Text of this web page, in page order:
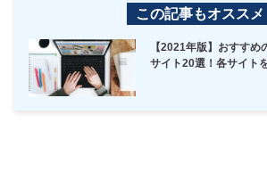
この記事もオススメ
【2021年版】おすす
サイト20選！各サイト